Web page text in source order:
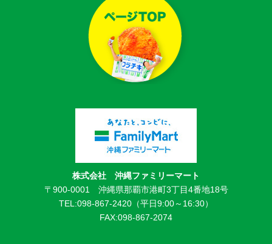
株式会社 沖縄ファミリーマート
〒900-0001 沖縄県那覇市港町3丁目4番地18号
TEL:098-867-2420（平日9:00～16:30）
FAX:098-867-2074